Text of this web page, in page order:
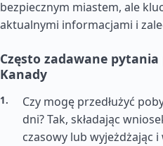
bezpiecznym miastem, ale
aktualnymi informacjami i
Często zadawane
Kanady
Czy mogę przedłużyć
dni? Tak, składając
czasowy lub wyjeżdżając